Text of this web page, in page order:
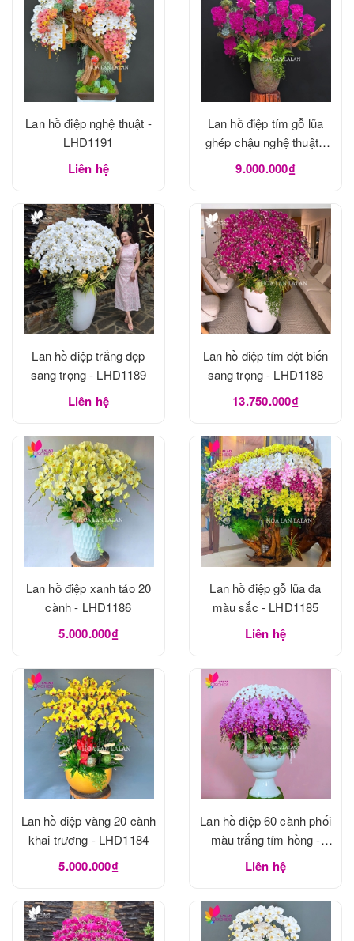
Lan hồ điệp nghệ thuật -
LHD1191
Liên hệ
Lan hồ điệp tím gỗ lũa
ghép chậu nghệ thuật -
LHD1190
9.000.000₫
Lan hồ điệp trắng đẹp
sang trọng - LHD1189
Liên hệ
Lan hồ điệp tím đột biến
sang trọng - LHD1188
13.750.000₫
Lan hồ điệp xanh táo 20
cành - LHD1186
5.000.000₫
Lan hồ điệp gỗ lũa đa
màu sắc - LHD1185
Liên hệ
Lan hồ điệp vàng 20 cành
khai trương - LHD1184
5.000.000₫
Lan hồ điệp 60 cành phối
màu trắng tím hồng -
LHD1183
Liên hệ